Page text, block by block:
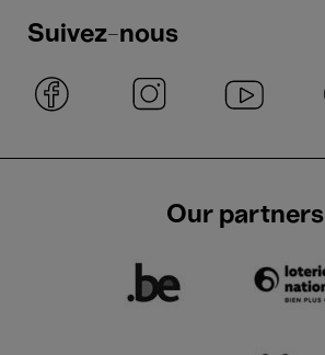
Suivez-nous
Our partners